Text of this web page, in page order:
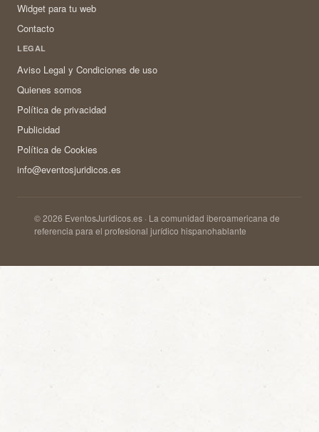
Widget para tu web
Contacto
LEGAL
Aviso Legal y Condiciones de uso
Quienes somos
Política de privacidad
Publicidad
Política de Cookies
info@eventosjuridicos.es
© 2026 EventosJurídicos.es · La comunidad iberoamericana de
referencia para el profesional jurídico hispanohablante